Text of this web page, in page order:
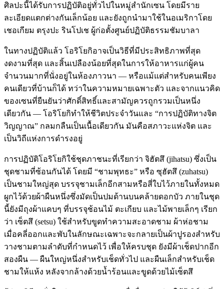
ศิลปะนี้ได้รับการปฏิบัติอยู่ทั่วไปในหมู่สำนักเซน โดยมีราย
ละเอียดแตกต่างกันเล็กน้อย และยังถูกนำมาใช้ในอเมริกาโดย
เชอเกียม ตรุงปะ รินโปเช ผู้ก่อตั้งศูนย์ปฏิบัติธรรมชัมบาลา
ในทางปฏิบัติแล้ว โอริโยกิอาจเป็นวิธีที่มีประสิทธิภาพที่สุด
งดงามที่สุด และสิ้นเปลืองน้อยที่สุดในการให้อาหารแก่ผู้คน
จำนวนมากที่นั่งอยู่ในห้องภาวนา — หรือแม้แต่สำหรับคนเพียง
คนเดียวที่บ้านก็ได้ ทว่าในความหมายเฉพาะตัว และจากแนวคิด
ของเซนที่ยืนยันว่าศักดิ์สิทธิ์และสามัญควรถูกรวมเป็นหนึ่ง
เดียวกัน — โอริโยกิทำให้ชีวิตประจำวันและ “การปฏิบัติทางจิต
วิญญาณ” กลมกลืนเป็นเนื้อเดียวกัน มันคือสภาวะแห่งจิต และ
เป็นวิถีแห่งการดำรงอยู่
การปฏิบัติโอริโยกิใช้ชุดภาชนะที่เรียกว่า จิฮัตสึ (jihatsu) ซึ่งเป็น
ชุดชามที่ซ้อนกันได้ โดยมี “ชามพุทธะ” หรือ ซุฮัตสึ (zuhatsu)
เป็นชามใหญ่สุด บรรจุชามเล็กอีกสามหรือสี่ใบไว้ภายในทั้งหมด
ผูกไว้ด้วยผ้าผืนหนึ่งซึ่งมัดเป็นปมด้านบนคล้ายดอกบัว ภายในชุด
นี้ยังมีถุงผ้าแคบๆ ที่บรรจุช้อนไม้ ตะเกียบ และไม้พายเล็กๆ เรียก
ว่า เซ็ตสึ (setsu) ใช้สำหรับขูดทำความสะอาดชาม ผ้าห่อชาม
เมื่อคลี่ออกและพับในลักษณะเฉพาะจะกลายเป็นผ้าปูรองสำหรับ
วางชามตามลำดับที่กำหนดไว้ เพื่อให้ครบชุด ยังมีผ้าเช็ดปากอีก
สองผืน — ผืนใหญ่หนึ่งสำหรับเช็ดทั่วไป และผืนเล็กสำหรับเช็ด
ชามให้แห้ง หลังจากล้างด้วยน้ำร้อนและขูดด้วยไม้เซ็ตสึ